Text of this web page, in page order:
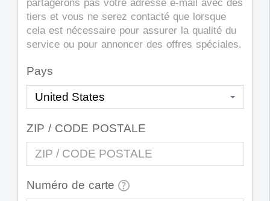
partagerons pas votre adresse e-mail avec des
tiers et vous ne serez contacté que lorsque
cela est nécessaire pour assurer la qualité du
service ou pour annoncer des offres spéciales.
Pays
ZIP / CODE POSTALE
Numéro de carte